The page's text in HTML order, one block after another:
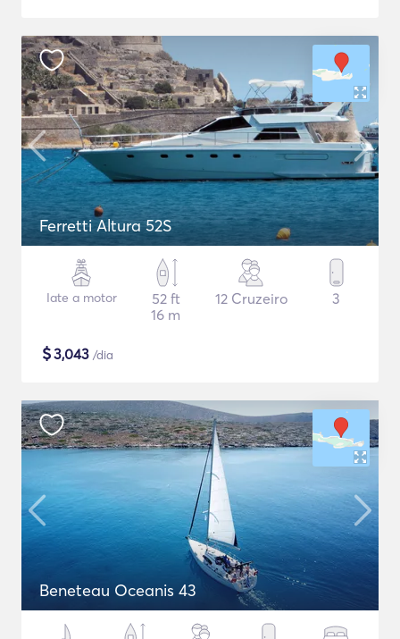
Ferretti Altura 52S
Iate a motor
52 ft
16 m
12 Cruzeiro 3
$3,043 /dia
Beneteau Oceanis 43